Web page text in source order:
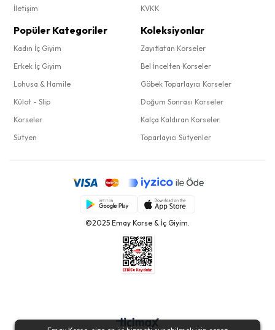
İletişim
KVKK
Popüler Kategoriler
Kadın İç Giyim
Erkek İç Giyim
Lohusa & Hamile
Külot - Slip
Korseler
Sütyen
Koleksiyonlar
Zayıflatan Korseler
Bel İncelten Korseler
Göbek Toparlayıcı Korseler
Doğum Sonrası Korseler
Kalça Kaldıran Korseler
Toparlayıcı Sütyenler
©2025 Emay Korse & İç Giyim.